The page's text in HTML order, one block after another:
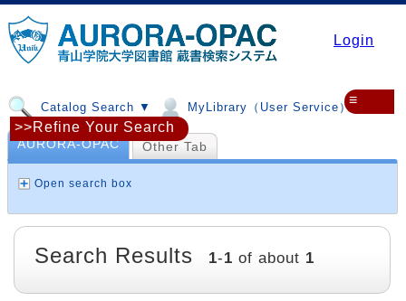
Login
Catalog Search ▼ MyLibrary（User Service）▼
≡
AURORA-OPAC Other Tab
Open search box
>>Refine Your Search
Search Results 1-1 of about 1